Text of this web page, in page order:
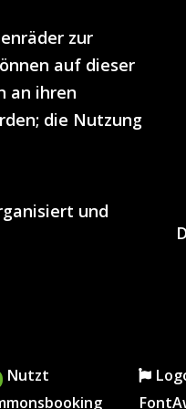
zur
auf dieser
an ihren
die Nutzung
und
Nutzt